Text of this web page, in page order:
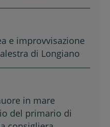
e improvvisazione
di Longiano
in mare
del primario di